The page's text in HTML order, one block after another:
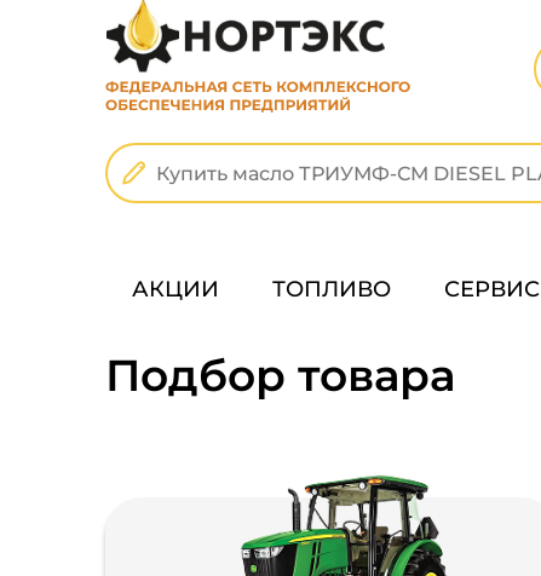
АКЦИИ ТОПЛИВО СЕРВИС
Подбор товара